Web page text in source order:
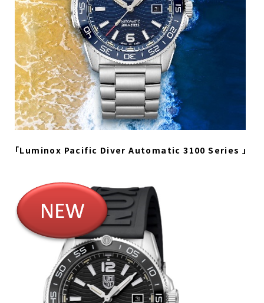
「Luminox Pacific Diver Automatic 3100 Series 」